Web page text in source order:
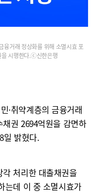
융거래 정상화를 위해 소멸시효 포
을 시행한다.ⓒ신한은행
·취약계층의 금융거래
권 2694억원을 감면하
일 밝혔다.
처리한 대출채권을
는데 이 중 소멸시효가